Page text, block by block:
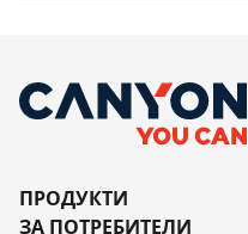
ПРОДУКТИ
ЗА ПОТРЕБИТЕЛИ